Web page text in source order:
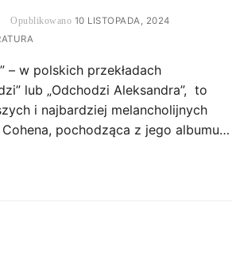
10 LISTOPADA, 2024
– w polskich przekładach
lub „Odchodzi Aleksandra”, to
i najbardziej melancholijnych
pochodząca z jego albumu…